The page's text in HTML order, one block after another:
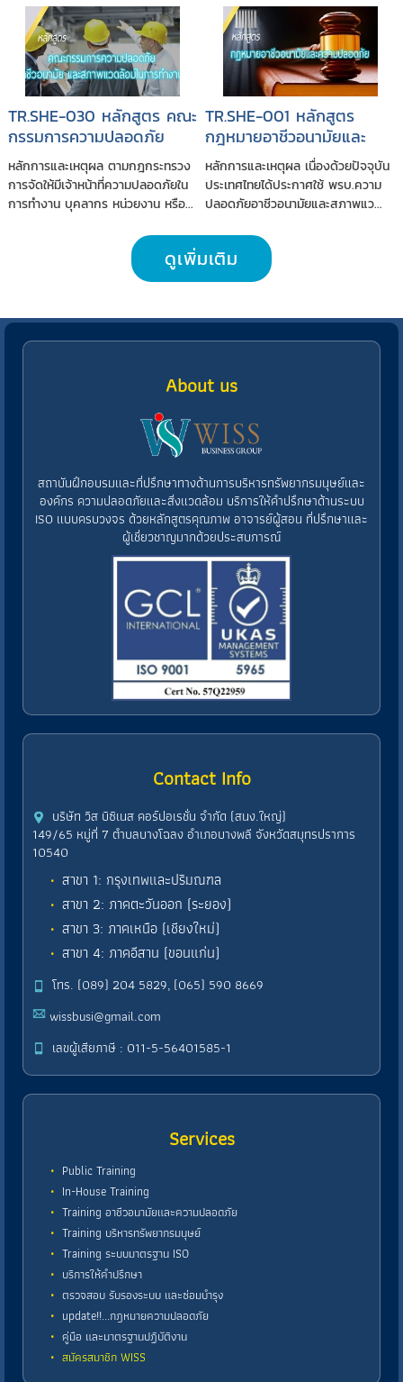
TR.SHE-030 หลักสูตร คณะ
กรรมการความปลอดภัย
อาชีวอนามัยและสภาพ
แวดล้อมในการทำงาน (คปอ.)
หลักการและเหตุผล ตามกฎกระทรวง
การจัดให้มีเจ้าหน้าที่ความปลอดภัยใน
การทำงาน บุคลากร หน่วยงาน หรือ...
TR.SHE-001 หลักสูตร
กฎหมายอาชีวอนามัยและ
ความปลอดภัย และการ
ประเมินความสอดคล้อง
กฎหมายตามระบบ ISO
หลักการและเหตุผล เนื่องด้วยปัจจุบัน
ประเทศไทยได้ประกาศใช้ พรบ.ความ
ปลอดภัยอาชีวอนามัยและสภาพแว...
ดูเพิ่มเติม
About us
สถาบันฝึกอบรมและที่ปรึกษาทางด้านการบริหารทรัพยากรมนุษย์และ
องค์กร ความปลอดภัยและสิ่งแวดล้อม บริการให้คำปรึกษาด้านระบบ
ISO แบบครบวงจร ด้วยหลักสูตรคุณภาพ อาจารย์ผู้สอน ที่ปรึกษาและ
ผู้เชี่ยวชาญมากด้วยประสบการณ์
Contact Info
บริษัท วิส บิซิเนส คอร์ปอเรชั่น จำกัด (สนง.ใหญ่)
149/65 หมู่ที่ 7 ตำบลบางโฉลง อำเภอบางพลี จังหวัดสมุทรปราการ
10540
สาขา 1: กรุงเทพและปริมณฑล
สาขา 2: ภาคตะวันออก (ระยอง)
สาขา 3: ภาคเหนือ (เชียงใหม่)
สาขา 4: ภาคอีสาน (ขอนแก่น)
โทร. (089) 204 5829, (065) 590 8669
wissbusi@gmail.com
เลขผู้เสียภาษี : 011-5-56401585-1
Services
Public Training
In-House Training
Training อาชีวอนามัยและความปลอดภัย
Training บริหารทรัพยากรมนุษย์
Training ระบบมาตรฐาน ISO
บริการให้คำปรึกษา
ตรวจสอบ รับรองระบบ และซ่อมบำรุง
update!!...กฎหมายความปลอดภัย
คู่มือ และมาตรฐานปฏิบัติงาน
สมัครสมาชิก WISS